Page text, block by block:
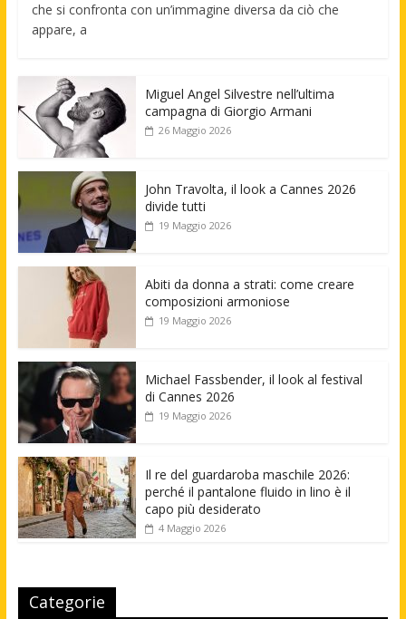
che si confronta con un’immagine diversa da ciò che
appare, a
Miguel Angel Silvestre nell’ultima
campagna di Giorgio Armani
26 Maggio 2026
John Travolta, il look a Cannes 2026
divide tutti
19 Maggio 2026
Abiti da donna a strati: come creare
composizioni armoniose
19 Maggio 2026
Michael Fassbender, il look al festival
di Cannes 2026
19 Maggio 2026
Il re del guardaroba maschile 2026:
perché il pantalone fluido in lino è il
capo più desiderato
4 Maggio 2026
Categorie